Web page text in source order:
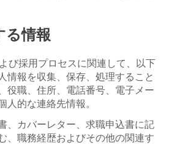
る情報
び採用プロセスに関連して、以下
情報を収集、保存、処理すること
役職、住所、電話番号、電子メー
的な連絡先情報。
、カバーレター、求職申込書に記
、職務経歴およびその他の関連す